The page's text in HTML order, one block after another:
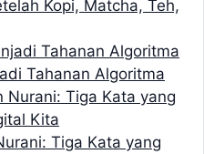
Kopi, Matcha, Teh,
Tahanan Algoritma
Tiga Kata yang